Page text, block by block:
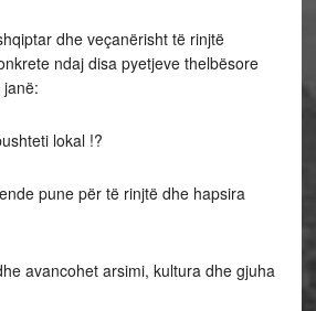
dhe veçanërisht të rinjtë
ndaj disa pyetjeve thelbësore
lokal !?
pune për të rinjtë dhe hapsira
avancohet arsimi, kultura dhe gjuha